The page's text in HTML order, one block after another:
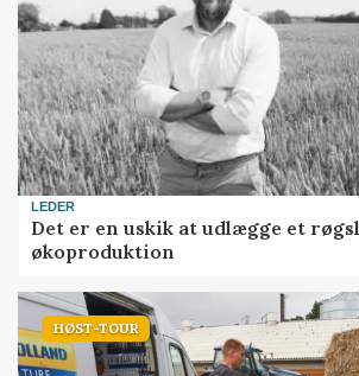
LEDER
Det er en uskik at udlægge et
økoproduktion
HØST-TOUR